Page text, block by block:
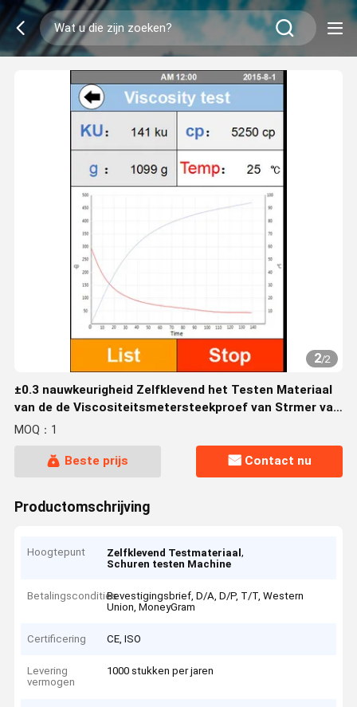
2/2
±0.3 nauwkeurigheid Zelfklevend het Testen Materiaal
van de de Viscositeitsmetersteekproef van Strmer van
de 5 Duimkleur de Viscositeitsmeter
MOQ：1
Beste prijs Contact nu
Productomschrijving
Hoogtepunt Zelfklevend Testmateriaal,
Schuren testen Machine
BetalingsconditiesBevestigingsbrief, D/A, D/P, T/T, Western
Union, MoneyGram
Certificering CE, ISO
Levering
vermogen
1000 stukken per jaren